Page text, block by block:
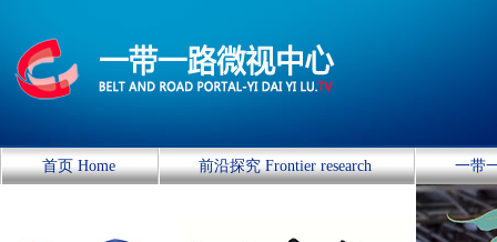
首页 Home 前沿探究 Frontier research 一带